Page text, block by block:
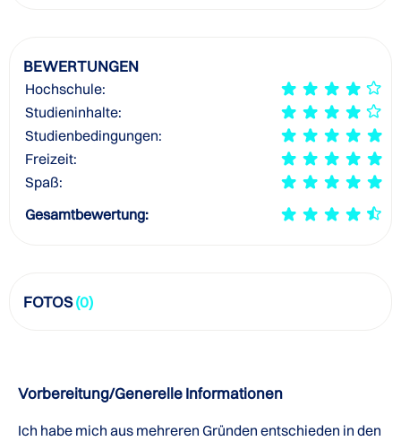
BEWERTUNGEN
Hochschule:
Studieninhalte:
Studienbedingungen:
Freizeit:
Spaß:
Gesamtbewertung:
FOTOS(0)
Vorbereitung/Generelle Informationen
Ich habe mich aus mehreren Gründen entschieden in den